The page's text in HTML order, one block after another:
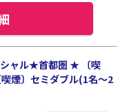
シャル★首都圏 ★ 〔喫
煙〕セミダブル(1名～2